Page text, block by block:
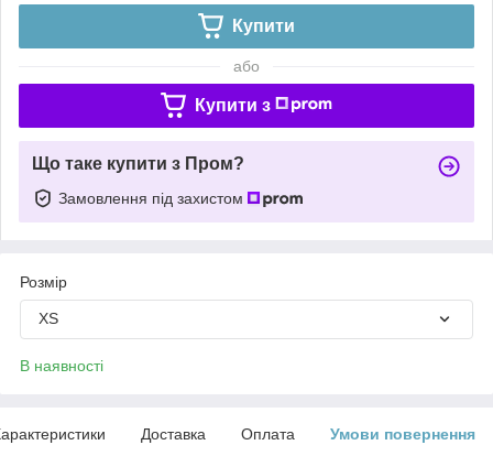
Купити
або
Купити з
Що таке купити з Пром?
Замовлення під захистом
Розмір
XS
В наявності
Доставка Оплата Умови повернення